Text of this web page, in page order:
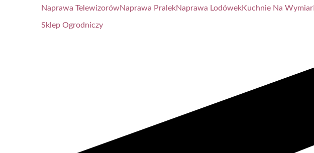
Naprawa TelewizorówNaprawa PralekNaprawa LodówekKuchnie Na Wymiar
Sklep Ogrodniczy